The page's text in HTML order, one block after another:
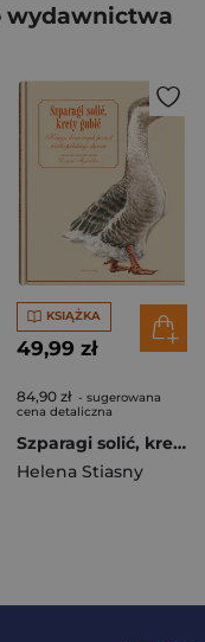
wydawnictwa
KSIĄŻKA
49,99 zł
84,90 zł - sugerowana
cena detaliczna
Szparagi solić, krety gubić. Księga domowych porad wielkopolskiego dworu wyd. 2026
Helena Stiasny